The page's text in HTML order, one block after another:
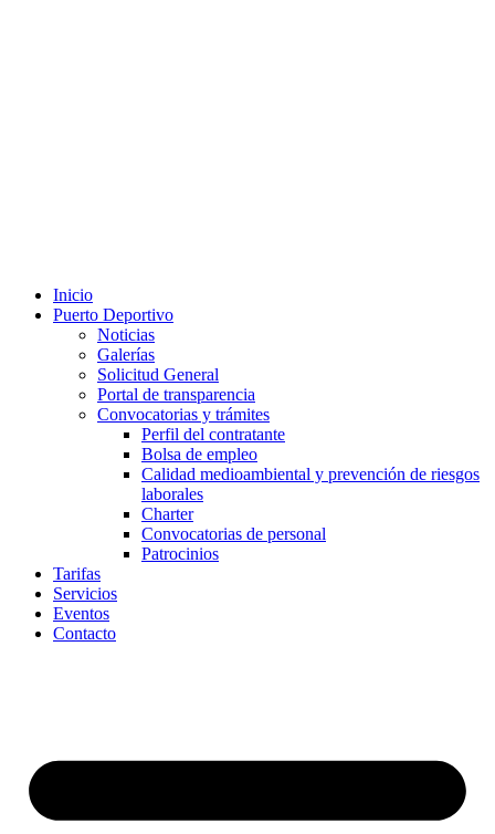
Inicio
Puerto Deportivo
Noticias
Galerías
Solicitud General
Portal de transparencia
Convocatorias y trámites
Perfil del contratante
Bolsa de empleo
Calidad medioambiental y prevención de riesgos
laborales
Charter
Convocatorias de personal
Patrocinios
Tarifas
Servicios
Eventos
Contacto